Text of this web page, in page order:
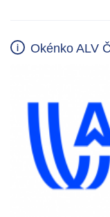
Okénko ALV